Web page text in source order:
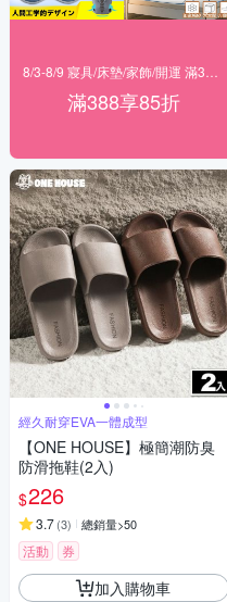
滿388享85折
經久耐穿EVA一體成型
【ONE HOUSE】極簡潮防臭
防滑拖鞋(2入)
$226
3.7(3) 總銷量>50
活動 券
加入購物車